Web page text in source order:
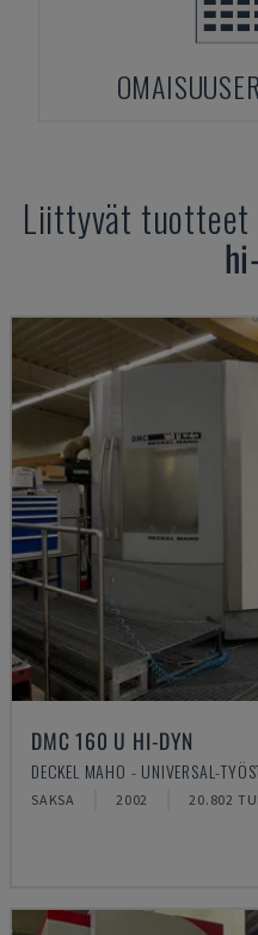
Liittyvät tuotteet
DMC 160 U HI-DYN
DECKEL MAHO - UNIVERSAL-
SAKSA 2002 20.802